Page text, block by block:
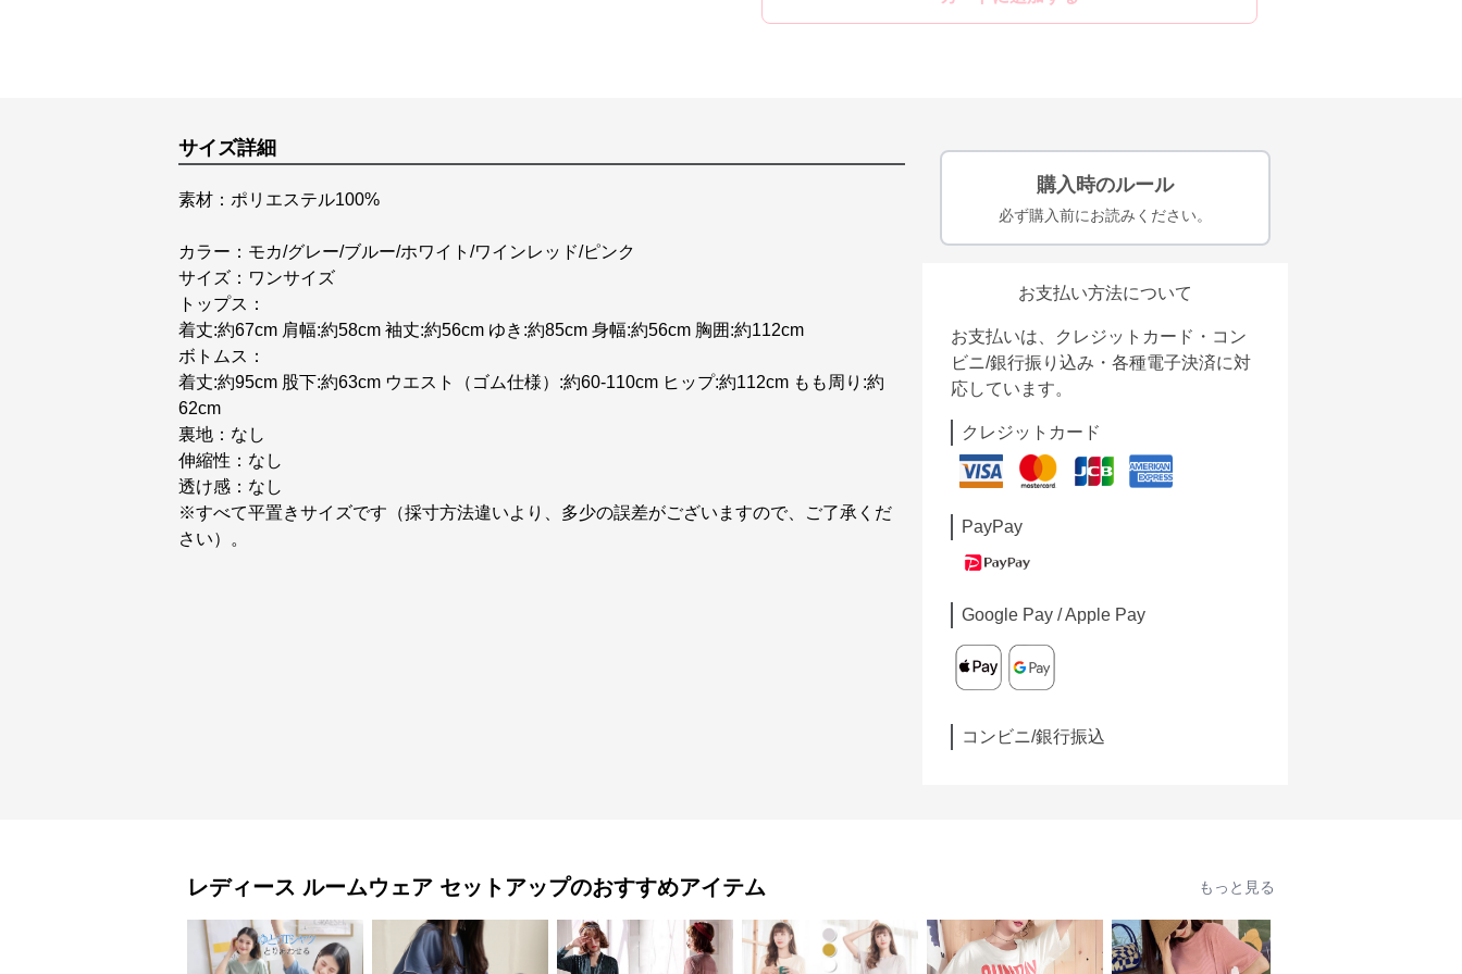
サイズ詳細
素材：ポリエステル100%
カラー：モカ/グレー/ブルー/ホワイト/ワインレッド/ピンク
サイズ：ワンサイズ
トップス：
着丈:約67cm 肩幅:約58cm 袖丈:約56cm ゆき:約85cm 身幅:約56cm 胸囲:約112cm
ボトムス：
着丈:約95cm 股下:約63cm ウエスト（ゴム仕様）:約60-110cm ヒップ:約112cm もも周り:約
62cm
裏地：なし
伸縮性：なし
透け感：なし
※すべて平置きサイズです（採寸方法違いより、多少の誤差がございますので、ご了承くだ
さい）。
購入時のルール
必ず購入前にお読みください。
お支払い方法について
お支払いは、クレジットカード・コン
ビニ/銀行振り込み・各種電子決済に対
応しています。
クレジットカード
PayPay
Google Pay / Apple Pay
コンビニ/銀行振込
レディース ルームウェア セットアップのおすすめアイテム もっと見る